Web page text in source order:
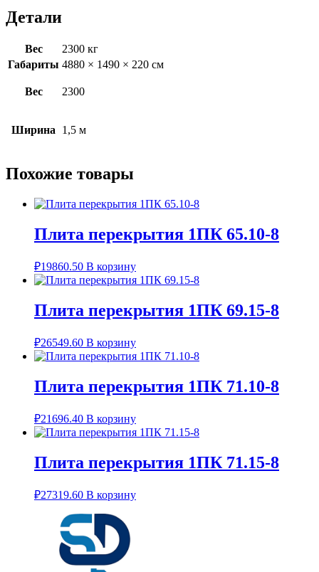
Детали
Вес
2300 кг
Габариты 4880 × 1490 × 220 см
Вес 2300
Ширина 1,5 м
Похожие товары
Плита перекрытия 1ПК 65.10-8
₽19860.50 В корзину
Плита перекрытия 1ПК 69.15-8
₽26549.60 В корзину
Плита перекрытия 1ПК 71.10-8
₽21696.40 В корзину
Плита перекрытия 1ПК 71.15-8
₽27319.60 В корзину